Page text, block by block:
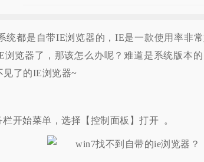
统都是自带IE浏览器的，IE是一款使用率非
浏览器了，那该怎么办呢？难道是系统版本
见了的IE浏览器~
开始菜单，选择【控制面板】打开 。